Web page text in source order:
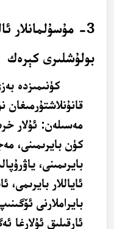
3- مۇسۇلمانلار
بولۇشلىرى كېرەك
كۈنىمىزدە
قانۇنلاشتۇرمىغان
مەسىلەن: ئۇلار
كۈن بايرىمىنى،
بايرىمىنى،
ئاياللار بايرىمى،
بايراملارنى
ئارقىلىق ئۇلارغا